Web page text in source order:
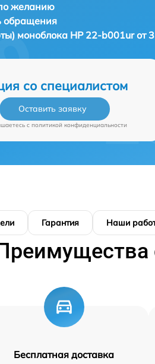
желанию
обращения
моноблока HP 22-b001ur от
со специалистом
Оставить заявку
c политикой конфиденциальности
Гарантия Наши
Бесплатная доставка